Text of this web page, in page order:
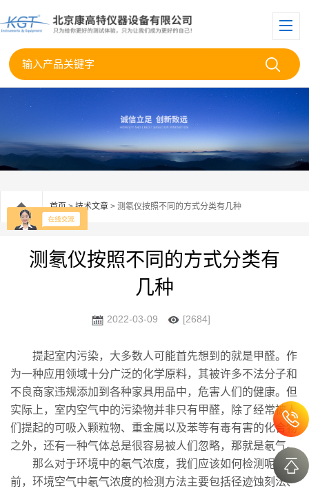
首页>技术文章 > 测氡仪按照不同的方式分类有几种
测氡仪按照不同的方式分类有
几种
2022-03-09 [2684]
提起室内污染，大多数人可能首先想到的就是甲醛。作
为一种应用领域十分广泛的化学原料，其被许多不法分子和
不良商家违规添加到各种家具用品中，危害人们的健康。但
实际上，室内空气中的污染物并非只有甲醛，除了经常被人
们提起的可吸入颗粒物、重金属以及苯等有毒有害的化合物
之外，还有一种气体总是很容易被人们忽略，那就是氡气。
那么对于环境中的氡气浓度，我们应该如何检测呢？目
前，环境空气中氡气浓度的检测方法主要包括径迹蚀刻法、